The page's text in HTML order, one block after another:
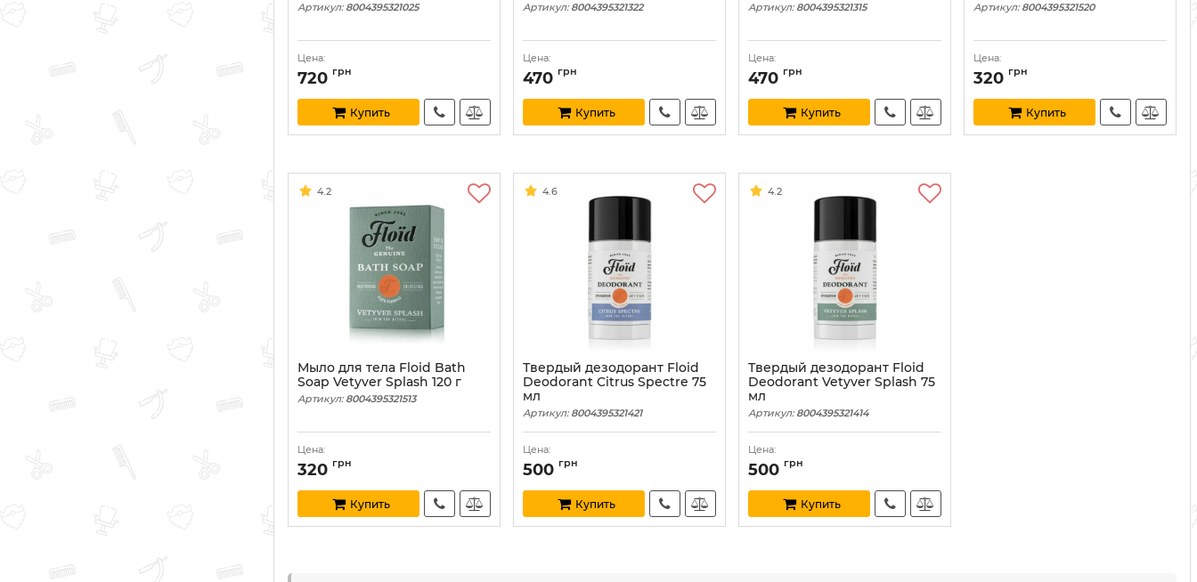
Артикул: 8004395321025
Цена:
720 грн
Купить
Артикул: 8004395321322
Цена:
470 грн
Купить
Артикул: 8004395321315
Цена:
470 грн
Купить
Артикул: 8004395321520
Цена:
320 грн
Купить
4.2
Мыло для тела Floid Bath
Soap Vetyver Splash 120 г
Артикул: 8004395321513
Цена:
320 грн
Купить
4.6
Твердый дезодорант Floid
Deodorant Citrus Spectre 75
мл
Артикул: 8004395321421
Цена:
500 грн
Купить
4.2
Твердый дезодорант Floid
Deodorant Vetyver Splash 75
мл
Артикул: 8004395321414
Цена:
500 грн
Купить